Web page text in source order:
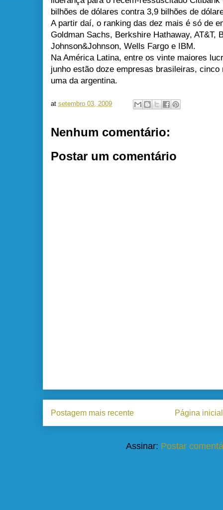
bilhões de dólares contra 3,9 bilhões de
A partir daí, o ranking das dez mais é só de
Goldman Sachs, Berkshire Hathaway, AT&T,
Johnson&Johnson, Wells Fargo e IBM.
Na América Latina, entre os vinte maiores
junho estão doze empresas brasileiras,
uma da argentina.
at setembro 03, 2009
Nenhum comentário:
Postar um comentário
Postagem mais recente Página inicial
Assinar: Postar